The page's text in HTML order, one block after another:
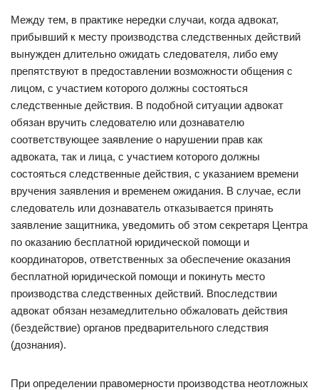
Между тем, в практике нередки случаи, когда адвокат,
прибывший к месту производства следственных действий
вынужден длительно ожидать следователя, либо ему
препятствуют в предоставлении возможности общения с
лицом, с участием которого должны состояться
следственные действия. В подобной ситуации адвокат
обязан вручить следователю или дознавателю
соответствующее заявление о нарушении прав как
адвоката, так и лица, с участием которого должны
состояться следственные действия, с указанием времени
вручения заявления и временем ожидания. В случае, если
следователь или дознаватель отказывается принять
заявление защитника, уведомить об этом секретаря Центра
по оказанию бесплатной юридической помощи и
координаторов, ответственных за обеспечение оказания
бесплатной юридической помощи и покинуть место
производства следственных действий. Впоследствии
адвокат обязан незамедлительно обжаловать действия
(бездействие) органов предварительного следствия
(дознания).
При определении правомерности производства неотложных